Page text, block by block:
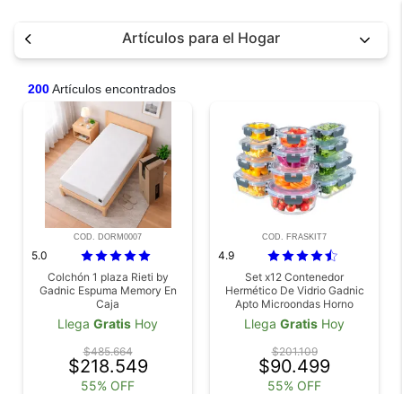
Artículos para el Hogar
200Artículos encontrados
COD. DORM0007
5.0
Colchón 1 plaza Rieti by
Gadnic Espuma Memory En
Caja
Llega Gratis Hoy
$485.664
$218.549
55% OFF
COD. FRASKIT7
4.9
Set x12 Contenedor
Hermético De Vidrio Gadnic
Apto Microondas Horno
Freezer Heladera Tupper
Lucheras
Llega Gratis Hoy
$201.109
$90.499
55% OFF